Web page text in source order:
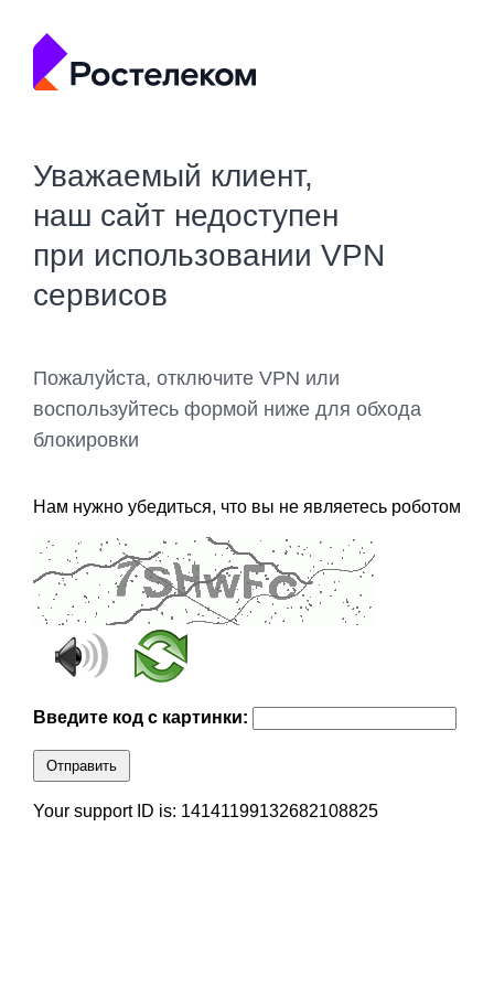
Уважаемый клиент,
наш сайт недоступен
при использовании VPN
сервисов
Пожалуйста, отключите VPN или
воспользуйтесь формой ниже для обхода
блокировки
Нам нужно убедиться, что вы не являетесь роботом
Введите код с картинки:
Отправить
Your support ID is: 14141199132682108825